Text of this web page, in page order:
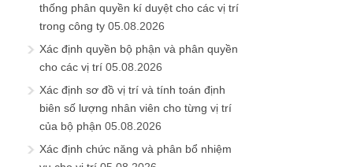
thống phân quyền kí duyệt cho các vị trí
trong công ty 05.08.2026
Xác định quyền bộ phận và phân quyền
cho các vị trí 05.08.2026
Xác định sơ đồ vị trí và tính toán định
biên số lượng nhân viên cho từng vị trí
của bộ phận 05.08.2026
Xác định chức năng và phân bổ nhiệm